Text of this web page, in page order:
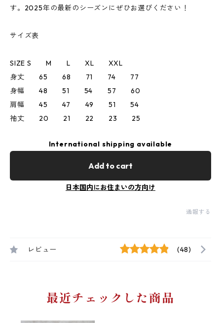
す。2025年の最新のシーズンにぜひお選びください！
サイズ表
SIZE S M L XL XXL
身丈 65 68 71 74 77
身幅 48 51 54 57 60
肩幅 45 47 49 51 54
袖丈 20 21 22 23 25
International shipping available
Add to cart
日本国内にお住まいの方向け
通報する
レビュー (48)
最近チェックした商品